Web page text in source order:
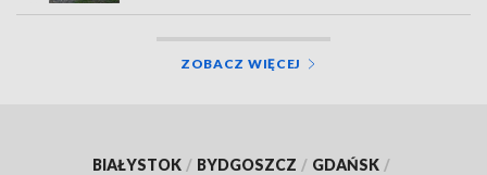
ZOBACZ WIĘCEJ
BIAŁYSTOK / BYDGOSZCZ / GDAŃSK /